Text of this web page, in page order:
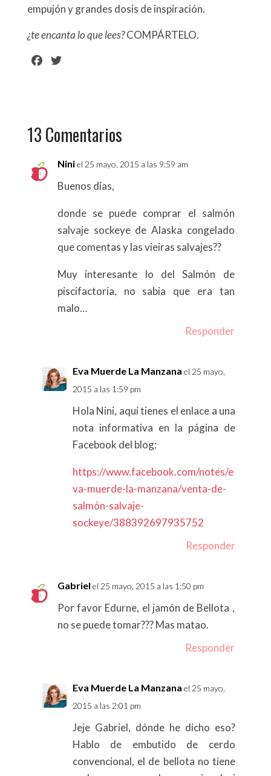
empujón y grandes dosis de inspiración.
¿teencantalo que lees?COMPÁRTELO.
o
k
e
13 Comentarios
Niniel 25 mayo, 2015 a las 9:59 am
Buenos días,
donde se puede comprar el salmón
salvaje sockeye de Alaska congelado
que comentas y las vieiras salvajes??
Muy interesante lo del Salmón de
piscifactoria, no sabia que era tan
malo…
Responder
Eva Muerde La Manzana el 25 mayo,
2015 a las 1:59 pm
Hola Nini, aquí tienes el enlace a una
nota informativa en la página de
Facebook del blog:
https://www.facebook.com/notes/e
va-muerde-la-manzana/venta-de-
salmón-salvaje-
sockeye/388392697935752
Responder
Gabriel el 25 mayo, 2015 a las 1:50 pm
Por favor Edurne, el jamón de Bellota ,
no se puede tomar??? Mas matao.
Responder
Eva Muerde La Manzana el 25 mayo,
2015 a las 2:01 pm
Jeje Gabriel, dónde he dicho eso?
Hablo de embutido de cerdo
convencional, el de bellota no tiene